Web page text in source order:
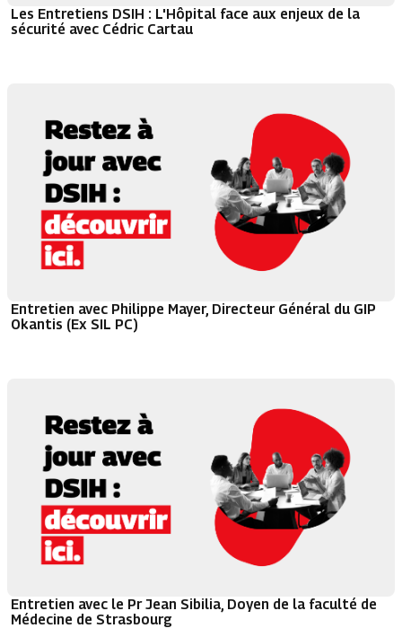
Les Entretiens DSIH : L'Hôpital face aux enjeux de la
sécurité avec Cédric Cartau
Entretien avec Philippe Mayer, Directeur Général du GIP
Okantis (Ex SIL PC)
Entretien avec le Pr Jean Sibilia, Doyen de la faculté de
Médecine de Strasbourg